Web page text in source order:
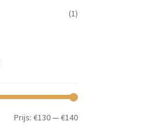
(1)
Min.
Max.
Prijs: €130—€140